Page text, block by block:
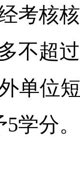
考核
不超
单位
5学分